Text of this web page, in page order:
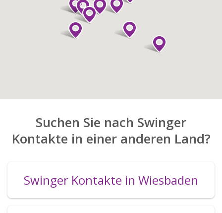
Suchen Sie nach Swinger
Kontakte in einer anderen Land?
Swinger Kontakte in Wiesbaden